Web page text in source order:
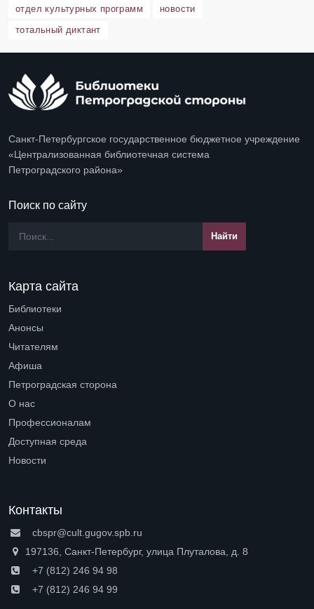
отдел культурных программ
новости
тотальный диктант
Санкт-Петербургское государственное бюджетное учреждение
«Централизованная библиотечная система
Петроградского района»
Поиск по сайту
Карта сайта
Библиотеки
Анонсы
Читателям
Афиша
Петроградская сторона
О нас
Профессионалам
Доступная среда
Новости
Контакты
cbspr@cult.gugov.spb.ru
197136, Санкт-Петербург, улица Плуталова, д. 8
+7 (812) 246 94 98
+7 (812) 246 94 99